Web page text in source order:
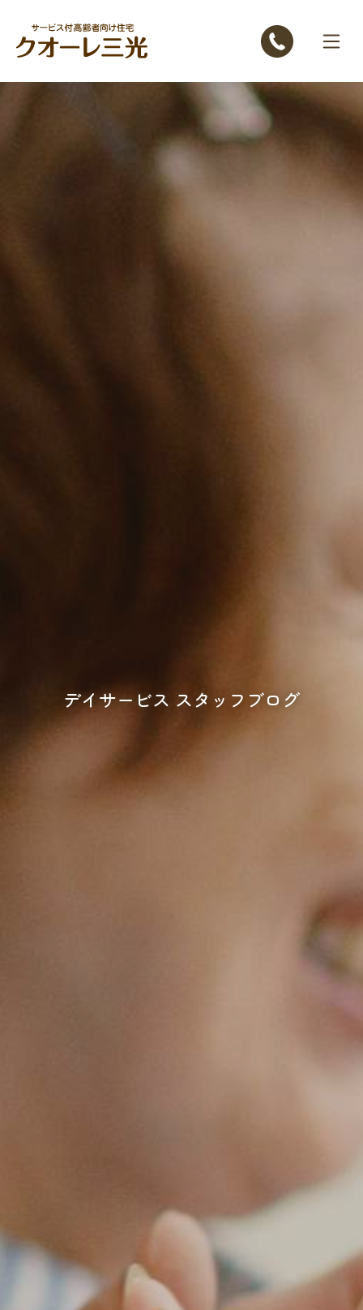
デイサービス スタッフブログ